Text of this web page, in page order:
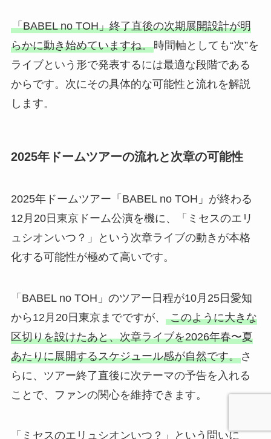
「BABEL no TOH」終了直後の次期展開設計が明
らかに動き始めていますね。時間軸としても“次”を
ライブという形で発表するには最適な段階である
からです。次にその具体的な可能性と流れを解説
します。
2025年ドームツアーの流れと次章の可能性
2025年ドームツアー「BABEL no TOH」が終わる
12月20日東京ドーム公演を機に、「ミセスのエリ
ュシオンいつ？」という次章ライブの動きが本格
化する可能性が極めて高いです。
「BABEL no TOH」のツアー日程が10月25日愛知
から12月20日東京までですが、 このように大きな
区切りを設けたあと、次章ライブを2026年春〜夏
あたりに展開するスケジュール感が自然です。さ
らに、ツアー終了直後に次テーマの予告を入れる
ことで、ファンの関心を維持できます。
「ミセスのエリュシオンいつ？」という問いに